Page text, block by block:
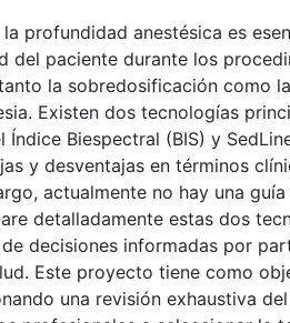
profundidad anestésica es
del paciente durante los
la sobredosificación como
Existen dos tecnologías
Biespectral (BIS) y
y desventajas en términos
actualmente no hay una
detalladamente estas dos
decisiones informadas por
Este proyecto tiene como
una revisión exhaustiva